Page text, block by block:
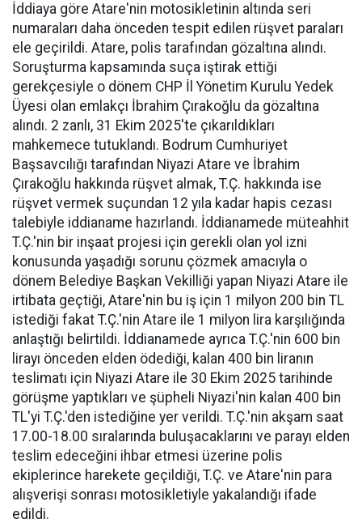
İddiaya göre Atare'nin motosikletinin altında seri
numaraları daha önceden tespit edilen rüşvet paraları
ele geçirildi. Atare, polis tarafından gözaltına alındı.
Soruşturma kapsamında suça iştirak ettiği
gerekçesiyle o dönem CHP İl Yönetim Kurulu Yedek
Üyesi olan emlakçı İbrahim Çırakoğlu da gözaltına
alındı. 2 zanlı, 31 Ekim 2025'te çıkarıldıkları
mahkemece tutuklandı. Bodrum Cumhuriyet
Başsavcılığı tarafından Niyazi Atare ve İbrahim
Çırakoğlu hakkında rüşvet almak, T.Ç. hakkında ise
rüşvet vermek suçundan 12 yıla kadar hapis cezası
talebiyle iddianame hazırlandı. İddianamede müteahhit
T.Ç.'nin bir inşaat projesi için gerekli olan yol izni
konusunda yaşadığı sorunu çözmek amacıyla o
dönem Belediye Başkan Vekilliği yapan Niyazi Atare ile
irtibata geçtiği, Atare'nin bu iş için 1 milyon 200 bin TL
istediği fakat T.Ç.'nin Atare ile 1 milyon lira karşılığında
anlaştığı belirtildi. İddianamede ayrıca T.Ç.'nin 600 bin
lirayı önceden elden ödediği, kalan 400 bin liranın
teslimatı için Niyazi Atare ile 30 Ekim 2025 tarihinde
görüşme yaptıkları ve şüpheli Niyazi'nin kalan 400 bin
TL'yi T.Ç.'den istediğine yer verildi. T.Ç.'nin akşam saat
17.00-18.00 sıralarında buluşacaklarını ve parayı elden
teslim edeceğini ihbar etmesi üzerine polis
ekiplerince harekete geçildiği, T.Ç. ve Atare'nin para
alışverişi sonrası motosikletiyle yakalandığı ifade
edildi.